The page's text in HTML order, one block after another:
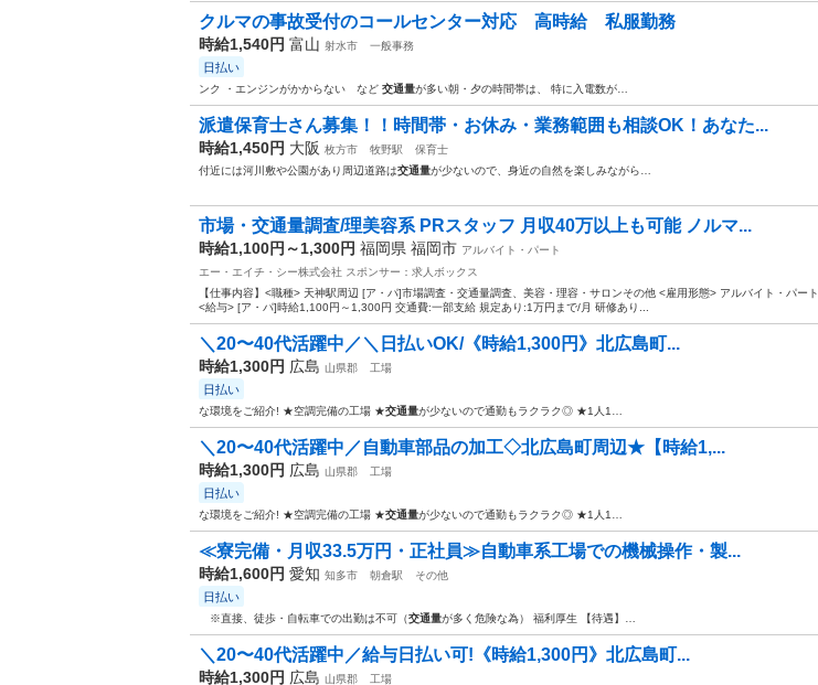
クルマの事故受付のコールセンター対応 高時給 私服勤務
時給1,540円 富山 射水市 一般事務
日払い
ンク ・エンジンがかからない など 交通量が多い朝・夕の時間帯は、 特に入電数が…
派遣保育士さん募集！！時間帯・お休み・業務範囲も相談OK！あなた...
時給1,450円 大阪 枚方市 牧野駅
保育士
付近には河川敷や公園があり周辺道路は交通量が少ないので、身近の自然を楽しみながら…
市場・交通量調査/理美容系 PRスタッフ 月収40万以上も可能 ノルマ...
時給1,100円～1,300円 福岡県 福岡市 アルバイト・パート
エー・エイチ・シー株式会社 スポンサー：求人ボックス
【仕事内容】<職種> 天神駅周辺 [ア・パ]市場調査・交通量調査、美容・理容・サロンその他 <雇用形態> アルバイト・パート
<給与> [ア・パ]時給1,100円～1,300円 交通費:一部支給 規定あり:1万円まで/月 研修あり...
＼20〜40代活躍中／＼日払いOK/《時給1,300円》北広島町...
時給1,300円 広島 山県郡 工場
日払い
な環境をご紹介! ★空調完備の工場 ★交通量が少ないので通勤もラクラク◎ ★1人1…
＼20〜40代活躍中／自動車部品の加工◇北広島町周辺★【時給1,...
時給1,300円 広島 山県郡 工場
日払い
な環境をご紹介! ★空調完備の工場 ★交通量が少ないので通勤もラクラク◎ ★1人1…
≪寮完備・月収33.5万円・正社員≫自動車系工場での機械操作・製...
時給1,600円 愛知 知多市 朝倉駅 その他
日払い
※直接、徒歩・自転車での出勤は不可（交通量が多く危険な為） 福利厚生 【待遇】…
＼20〜40代活躍中／給与日払い可!《時給1,300円》北広島町...
時給1,300円 広島 山県郡 工場